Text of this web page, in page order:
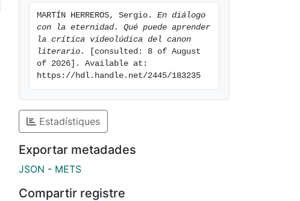
MARTÍN HERREROS, Sergio. En diálogo
con la eternidad. Qué puede aprender
la crítica videolúdica del canon
literario.
[consulted: 8 of August
of 2026]. Available at:
https://hdl.handle.net/2445/183235
Estadístiques
Exportar metadades
JSON - METS
Compartir registre